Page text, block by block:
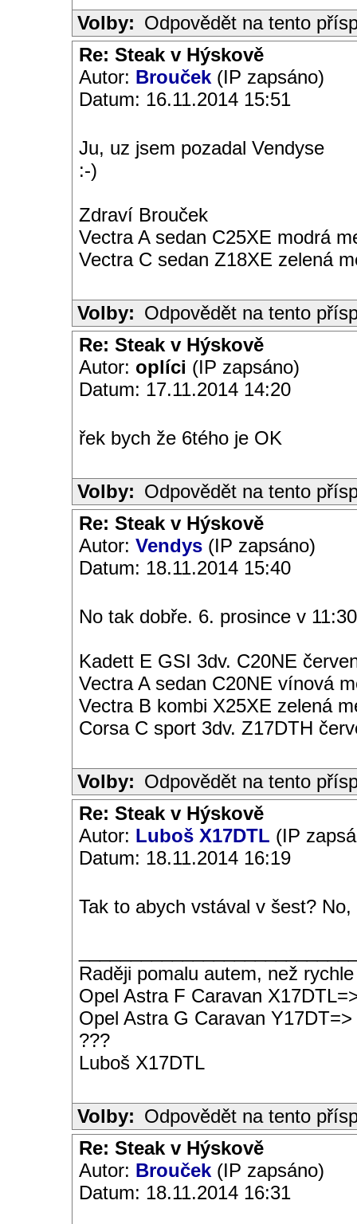
Volby: Odpovědět na tento
Re: Steak v Hýskově
Autor: Brouček (IP zapsáno)
Datum: 16.11.2014 15:51
Ju, uz jsem pozadal Vendyse
:-)
Zdraví Brouček
Vectra A sedan C25XE modrá
Vectra C sedan Z18XE zelená
Volby: Odpovědět na tento
Re: Steak v Hýskově
Autor: oplíci (IP zapsáno)
Datum: 17.11.2014 14:20
řek bych že 6tého je OK
Volby: Odpovědět na tento
Re: Steak v Hýskově
Autor: Vendys (IP zapsáno)
Datum: 18.11.2014 15:40
No tak dobře. 6. prosince v
Kadett E GSI 3dv. C20NE
Vectra A sedan C20NE vínová
Vectra B kombi X25XE zelená
Corsa C sport 3dv. Z17DTH
Volby: Odpovědět na tento
Re: Steak v Hýskově
Autor: Luboš X17DTL (IP
Datum: 18.11.2014 16:19
Tak to abych vstával v šest?
Raději pomalu autem, než
Opel Astra F Caravan
Opel Astra G Caravan Y17DT=>
???
Luboš X17DTL
Volby: Odpovědět na tento
Re: Steak v Hýskově
Autor: Brouček (IP zapsáno)
Datum: 18.11.2014 16:31